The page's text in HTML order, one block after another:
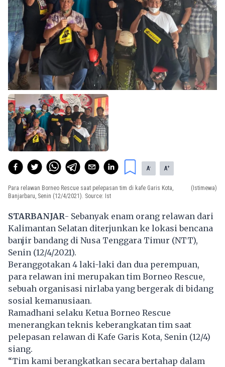
A- A+
Para relawan Borneo Rescue saat pelepasan tim di kafe Garis Kota,
Banjarbaru, Senin (12/4/2021). Source: Ist
(Istimewa)
STARBANJAR- Sebanyak enam orang relawan dari
Kalimantan Selatan diterjunkan ke lokasi bencana
banjir bandang di Nusa Tenggara Timur (NTT),
Senin (12/4/2021).
Beranggotakan 4 laki-laki dan dua perempuan,
para relawan ini merupakan tim Borneo Rescue,
sebuah organisasi nirlaba yang bergerak di bidang
sosial kemanusiaan.
Ramadhani selaku Ketua Borneo Rescue
menerangkan teknis keberangkatan tim saat
pelepasan relawan di Kafe Garis Kota, Senin (12/4)
siang.
“Tim kami berangkatkan secara bertahap dalam